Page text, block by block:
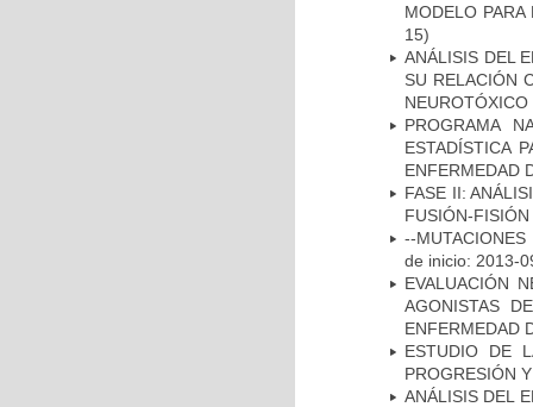
MODELO
15)
ANÁLISIS DEL
SU RELACIÓN
NEUROTÓXICO
PROGRAMA
ESTADÍSTICA
ENFERMEDAD
FASE II:
FUSIÓN-
--
de inicio: 2013-
EVALUACIÓN
AGONISTAS
ENFERMEDAD
ESTUDIO DE
PROGRESIÓN
ANÁLISIS DEL